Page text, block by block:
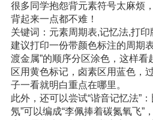
很多同学抱怨背元素符号太麻烦
背起来一点都不难！
关键词：元素周期表,记忆法,打印
建议打印一份带颜色标注的周期
渡金属”的顺序分区涂色，这样看
区用黄色标记，卤素区用蓝色，
子一看就明白重点在哪里。
此外，还可以尝试“谐音记忆法”
氖”可以编成“李佩捧着碳氮氧飞”